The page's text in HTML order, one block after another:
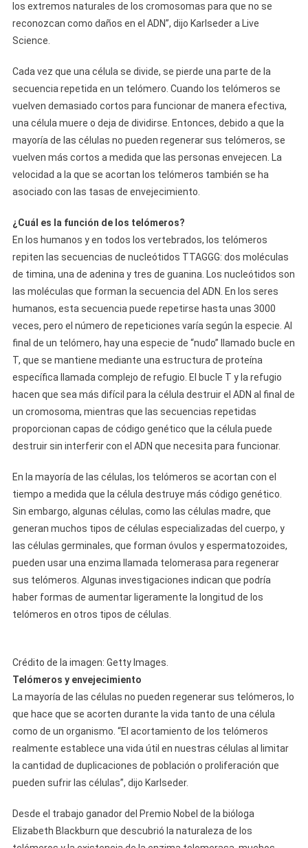
los extremos naturales de los cromosomas para que no se
reconozcan como daños en el ADN”, dijo Karlseder a Live
Science.
Cada vez que una célula se divide, se pierde una parte de la
secuencia repetida en un telómero. Cuando los telómeros se
vuelven demasiado cortos para funcionar de manera efectiva,
una célula muere o deja de dividirse. Entonces, debido a que la
mayoría de las células no pueden regenerar sus telómeros, se
vuelven más cortos a medida que las personas envejecen. La
velocidad a la que se acortan los telómeros también se ha
asociado con las tasas de envejecimiento.
¿Cuál es la función de los telómeros?
En los humanos y en todos los vertebrados, los telómeros
repiten las secuencias de nucleótidos TTAGGG: dos moléculas
de timina, una de adenina y tres de guanina. Los nucleótidos son
las moléculas que forman la secuencia del ADN. En los seres
humanos, esta secuencia puede repetirse hasta unas 3000
veces, pero el número de repeticiones varía según la especie. Al
final de un telómero, hay una especie de “nudo” llamado bucle en
T, que se mantiene mediante una estructura de proteína
específica llamada complejo de refugio. El bucle T y la refugio
hacen que sea más difícil para la célula destruir el ADN al final de
un cromosoma, mientras que las secuencias repetidas
proporcionan capas de código genético que la célula puede
destruir sin interferir con el ADN que necesita para funcionar.
En la mayoría de las células, los telómeros se acortan con el
tiempo a medida que la célula destruye más código genético.
Sin embargo, algunas células, como las células madre, que
generan muchos tipos de células especializadas del cuerpo, y
las células germinales, que forman óvulos y espermatozoides,
pueden usar una enzima llamada telomerasa para regenerar
sus telómeros. Algunas investigaciones indican que podría
haber formas de aumentar ligeramente la longitud de los
telómeros en otros tipos de células.
Crédito de la imagen: Getty Images.
Telómeros y envejecimiento
La mayoría de las células no pueden regenerar sus telómeros, lo
que hace que se acorten durante la vida tanto de una célula
como de un organismo. “El acortamiento de los telómeros
realmente establece una vida útil en nuestras células al limitar
la cantidad de duplicaciones de población o proliferación que
pueden sufrir las células”, dijo Karlseder.
Desde el trabajo ganador del Premio Nobel de la bióloga
Elizabeth Blackburn que descubrió la naturaleza de los